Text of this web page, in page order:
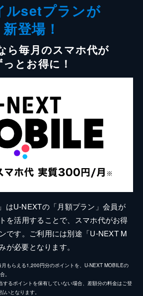
ルsetプランが
新登場！
ら毎月のスマホ代が
っとお得に！
はU-NEXTの「月額プラン」会員が
を活用することで、スマホ代がお得
です。ご利用には別途「U-NEXT M
が必要となります。
もらえる1,200円分のポイントを、U-NEXT MOBILEの
。
するポイントを保有していない場合、差額分の料金はご登
いとなります。